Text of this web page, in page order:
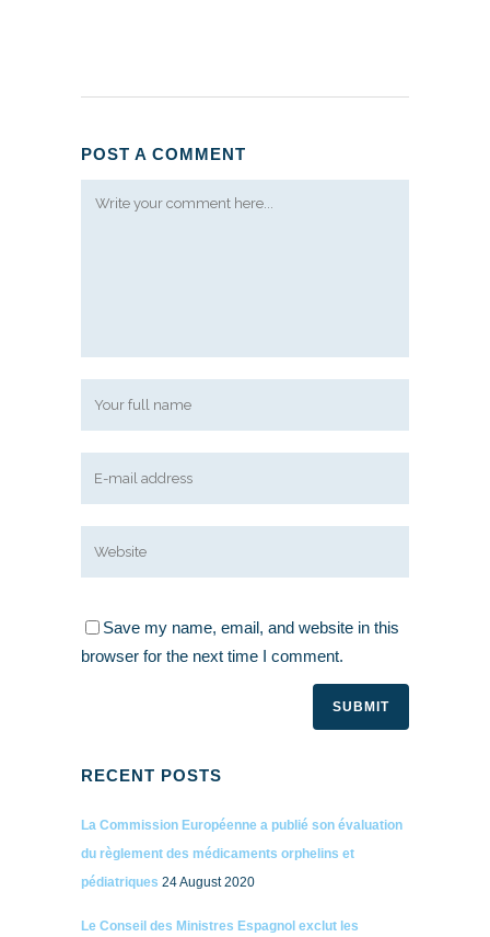
POST A COMMENT
Save my name, email, and website in this
browser for the next time I comment.
RECENT POSTS
La Commission Européenne a publié son évaluation
du règlement des médicaments orphelins et
pédiatriques 24 August 2020
Le Conseil des Ministres Espagnol exclut les